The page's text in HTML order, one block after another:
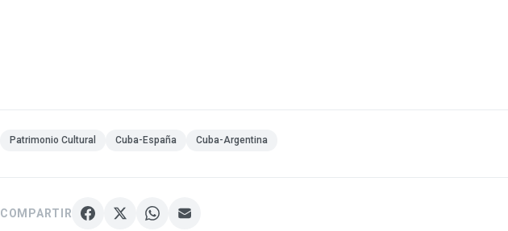
Patrimonio Cultural Cuba-España Cuba-Argentina
COMPARTIR